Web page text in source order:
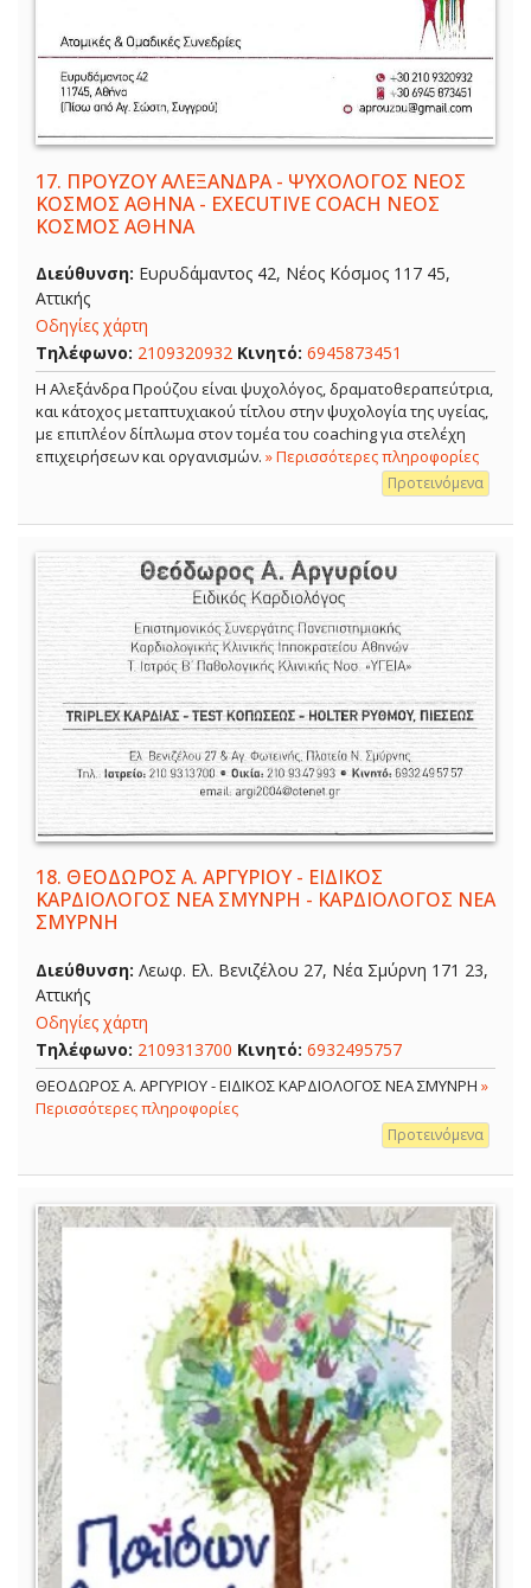
17. ΠΡΟΥΖΟΥ ΑΛΕΞΑΝΔΡΑ - ΨΥΧΟΛΟΓΟΣ ΝΕΟΣ
ΚΟΣΜΟΣ ΑΘΗΝΑ - EXECUTIVE COACH ΝΕΟΣ
ΚΟΣΜΟΣ ΑΘΗΝΑ
Διεύθυνση: Ευρυδάμαντος 42, Νέος Κόσμος 117 45,
Αττικής
Οδηγίες χάρτη
Τηλέφωνο: 2109320932 Κινητό: 6945873451
Η Αλεξάνδρα Προύζου είναι ψυχολόγος, δραματοθεραπεύτρια,
και κάτοχος μεταπτυχιακού τίτλου στην ψυχολογία της υγείας,
με επιπλέον δίπλωμα στον τομέα του coaching για στελέχη
επιχειρήσεων και οργανισμών. » Περισσότερες πληροφορίες
Προτεινόμενα
18. ΘΕΟΔΩΡΟΣ Α. ΑΡΓΥΡΙΟΥ - ΕΙΔΙΚΟΣ
ΚΑΡΔΙΟΛΟΓΟΣ ΝΕΑ ΣΜΥΝΡΗ - ΚΑΡΔΙΟΛΟΓΟΣ ΝΕΑ
ΣΜΥΡΝΗ
Διεύθυνση: Λεωφ. Ελ. Βενιζέλου 27, Νέα Σμύρνη 171 23,
Αττικής
Οδηγίες χάρτη
Τηλέφωνο: 2109313700 Κινητό: 6932495757
ΘΕΟΔΩΡΟΣ Α. ΑΡΓΥΡΙΟΥ - ΕΙΔΙΚΟΣ ΚΑΡΔΙΟΛΟΓΟΣ ΝΕΑ ΣΜΥΝΡΗ »
Περισσότερες πληροφορίες
Προτεινόμενα